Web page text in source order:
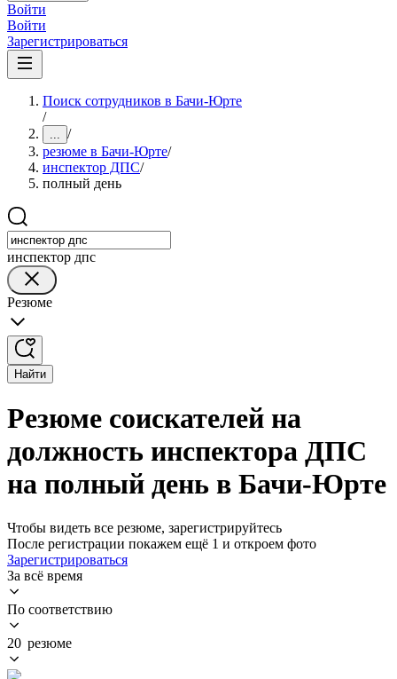
Войти
Войти
Зарегистрироваться
Поиск сотрудников в Бачи-Юрте
/
... /
резюме в Бачи-Юрте/
инспектор ДПС/
полный день
инспектор дпс
Резюме
Найти
Резюме соискателей на
должность инспектора ДПС
на полный день в Бачи-Юрте
Чтобы видеть все резюме, зарегистрируйтесь
После регистрации покажем ещё 1 и откроем фото
Зарегистрироваться
За всё время
По соответствию
20 резюме